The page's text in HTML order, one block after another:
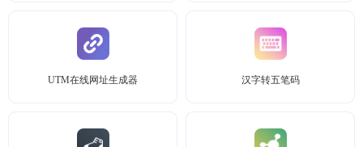
UTM在线网址生成器 汉字转五笔码